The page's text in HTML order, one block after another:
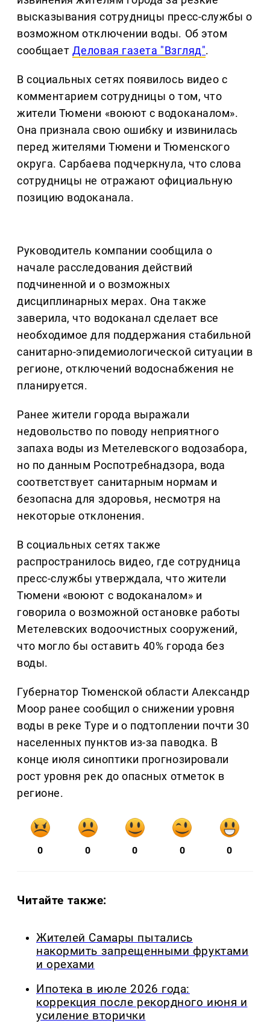
высказывания сотрудницы пресс-службы о
возможном отключении воды. Об этом
сообщает Деловая газета "Взгляд".
В социальных сетях появилось видео с
комментарием сотрудницы о том, что
жители Тюмени «воюют с водоканалом».
Она признала свою ошибку и извинилась
перед жителями Тюмени и Тюменского
округа. Сарбаева подчеркнула, что слова
сотрудницы не отражают официальную
позицию водоканала.
Руководитель компании сообщила о
начале расследования действий
подчиненной и о возможных
дисциплинарных мерах. Она также
заверила, что водоканал сделает все
необходимое для поддержания стабильной
санитарно-эпидемиологической ситуации в
регионе, отключений водоснабжения не
планируется.
Ранее жители города выражали
недовольство по поводу неприятного
запаха воды из Метелевского водозабора,
но по данным Роспотребнадзора, вода
соответствует санитарным нормам и
безопасна для здоровья, несмотря на
некоторые отклонения.
В социальных сетях также
распространилось видео, где сотрудница
пресс-службы утверждала, что жители
Тюмени «воюют с водоканалом» и
говорила о возможной остановке работы
Метелевских водоочистных сооружений,
что могло бы оставить 40% города без
воды.
Губернатор Тюменской области Александр
Моор ранее сообщил о снижении уровня
воды в реке Туре и о подтоплении почти 30
населенных пунктов из-за паводка. В
конце июля синоптики прогнозировали
рост уровня рек до опасных отметок в
регионе.
0 0 0 0 0
Читайте также:
Жителей Самары пытались
накормить запрещенными фруктами
и орехами
Ипотека в июле 2026 года:
коррекция после рекордного июня и
усиление вторички